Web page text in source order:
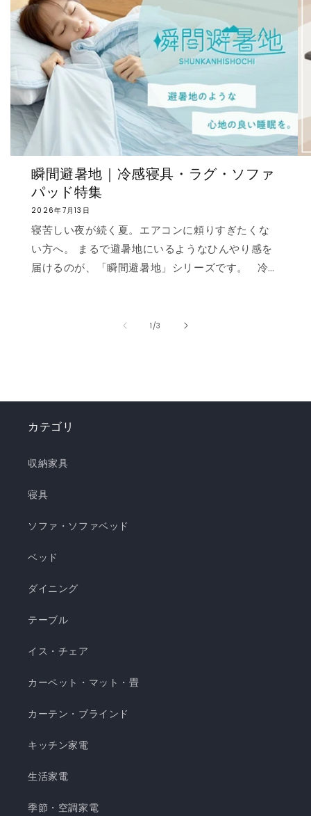
瞬間避暑地｜冷感寝具・ラグ・ソファ
パッド特集
2026年7月13日
寝苦しい夜が続く夏。エアコンに頼りすぎたくな
い方へ。 まるで避暑地にいるようなひんやり感を
届けるのが、「瞬間避暑地」シリーズです。 冷
うな“ずっと触れていたくなる冷たさ”を実現しま
う！✨ ❄️強冷感リバーシブルケット ❄️強冷感リバ
ーシブル敷きパッド ❄️強冷感枕パッド ❄️強冷感抱
き枕 ❄️強冷感3層ごろ寝マット ❄️強冷感ソファーパ
ッド ❄️強冷感極厚ラグ 🍃【New!!】通年使えるレ
ケット ・選べる4サイズ(ハーフ/シングル/セミダ
シブル仕様 ・柔らかくてとろっとしたくしゅくし
ゅレーヨン生地 ・春先～秋頃まで長く使える ・抗
濯できてお手入れ簡単 瞬間避暑地 くしゅくしゅケ
暑地 くしゅくしゅケット SD...
1 /の
3
カテゴリ
収納家具
寝具
ソファ・ソファベッド
ベッド
ダイニング
テーブル
イス・チェア
カーペット・マット・畳
カーテン・ブラインド
キッチン家電
生活家電
季節・空調家電